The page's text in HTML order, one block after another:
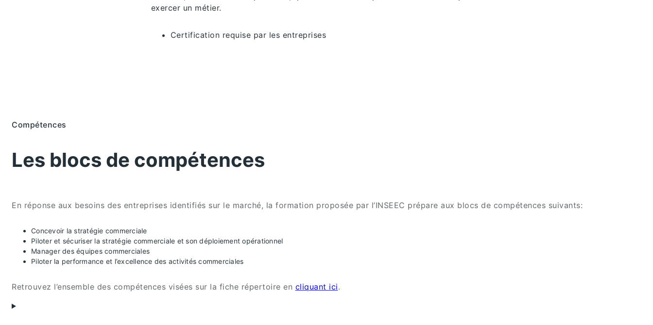
exercer un métier.
Certification requise par les entreprises
Compétences
Les blocs de compétences
En réponse aux besoins des entreprises identifiés sur le marché, la formation proposée par l’INSEEC prépare aux blocs de compétences suivants:
Concevoir la stratégie commerciale
Piloter et sécuriser la stratégie commerciale et son déploiement opérationnel
Manager des équipes commerciales
Piloter la performance et l’excellence des activités commerciales
Retrouvez l’ensemble des compétences visées sur la fiche répertoire en cliquant ici.